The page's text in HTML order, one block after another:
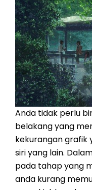
Anda tidak perlu
belakang yang
kekurangan grafik
siri yang lain.
pada tahap yang
anda kurang